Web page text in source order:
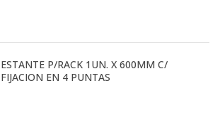
ESTANTE P/RACK 1UN. X 600MM C/
FIJACION EN 4 PUNTAS